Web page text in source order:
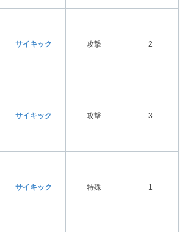
サイキック 攻撃 2
サイキック 攻撃 3
サイキック 特殊 1